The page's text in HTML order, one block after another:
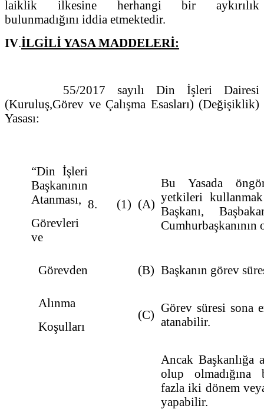
laiklik ilkesine herhangi bir aykırılık
bulunmadığını iddia etmektedir.
IV.İLGİLİ YASA MADDELERİ:
55/2017 sayılı Din İşleri Dairesi
(Kuruluş,Görev ve Çalışma Esasları) (Değişiklik)
Yasası:
“Din İşleri
Başkanının
Atanması,
Görevleri
ve
8. (1) (A)
Bu Yasada
yetkileri
Başkanı,
Cumhurbaşkanının
Görevden (B) Başkanın görev
Alınma
Koşulları
(C)
Görev süresi sona
atanabilir.
Ancak Başkanlığa
olup olmadığına
fazla iki dönem
yapabilir.